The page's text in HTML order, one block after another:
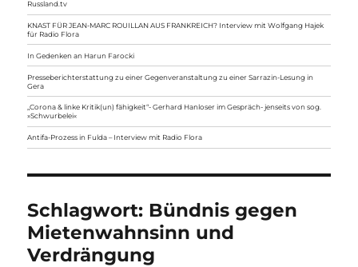
Russland.tv
KNAST FÜR JEAN-MARC ROUILLAN AUS FRANKREICH? Interview mit Wolfgang Hajek
für Radio Flora
In Gedenken an Harun Farocki
Presseberichterstattung zu einer Gegenveranstaltung zu einer Sarrazin-Lesung in
Gera
„Corona & linke Kritik(un) fähigkeit“- Gerhard Hanloser im Gespräch- jenseits von sog.
»Schwurbelei«
Antifa-Prozess in Fulda – Interview mit Radio Flora
Schlagwort: Bündnis gegen
Mietenwahnsinn und
Verdrängung